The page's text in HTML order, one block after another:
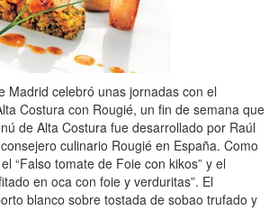
Madrid celebró unas jornadas con el
Costura con Rougié, un fin de semana que
de Alta Costura fue desarrollado por Raúl
culinario Rougié en España. Como
“Falso tomate de Foie con kikos” y el
en oca con foie y verduritas”. El
blanco sobre tostada de sobao trufado y